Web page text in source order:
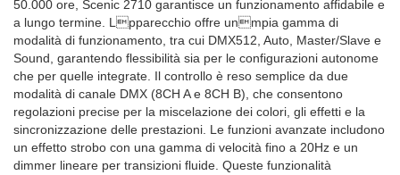
50.000 ore, Scenic 2710 garantisce un funzionamento affidabile e
a lungo termine. L⁡pparecchio offre un⁡mpia gamma di
modalità di funzionamento, tra cui DMX512, Auto, Master/Slave e
Sound, garantendo flessibilità sia per le configurazioni autonome
che per quelle integrate. Il controllo è reso semplice da due
modalità di canale DMX (8CH A e 8CH B), che consentono
regolazioni precise per la miscelazione dei colori, gli effetti e la
sincronizzazione delle prestazioni. Le funzioni avanzate includono
un effetto strobo con una gamma di velocità fino a 20Hz e un
dimmer lineare per transizioni fluide. Queste funzionalità